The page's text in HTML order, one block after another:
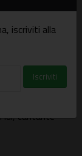
la vita scorre
è vita. Semi che
e poi il
lui, cantante
iscriviti alla